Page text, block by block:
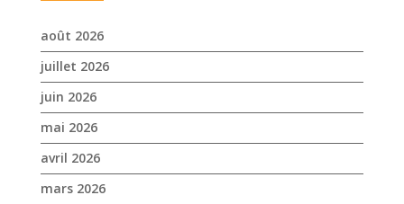
août 2026
juillet 2026
juin 2026
mai 2026
avril 2026
mars 2026